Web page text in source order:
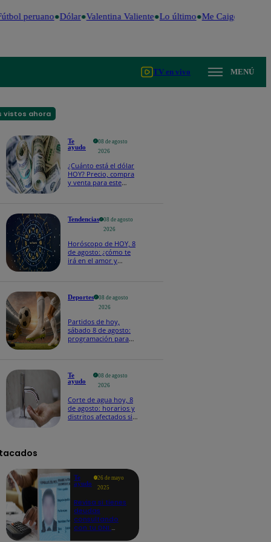
peruano Dólar Valentina Valiente Lo último Me Caigo de Risa
TV en vivo MENÚ
vistos ahora
Te
ayudo
08 de agosto
2026
¿Cuánto está el dólar
HOY? Precio, compra
y venta para este
Tendencias
08 de agosto
2026
Horóscopo de HOY, 8
de agosto: ¿cómo te
irá en el amor y
Deportes
08 de agosto
2026
Partidos de hoy,
sábado 8 de agosto:
programación para
Te
ayudo
08 de agosto
2026
Corte de agua hoy, 8
de agosto: horarios y
distritos afectados sin
Te
ayudo
26 de mayo
2025
Revisa si tienes
deudas
consultando
con tu DNI: